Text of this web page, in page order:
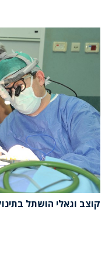
קוצב וגאלי הושתל בתינוק בן 10